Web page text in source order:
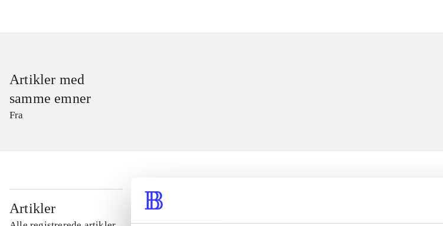
Artikler med
samme emner
Fra
Artikler